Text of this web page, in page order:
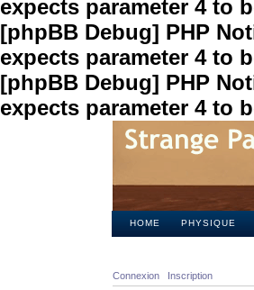
expects parameter 4 to
[phpBB Debug] PHP
expects parameter 4 to
[phpBB Debug] PHP
expects parameter 4 to
HOME PHYSIQUE
Connexion Inscription